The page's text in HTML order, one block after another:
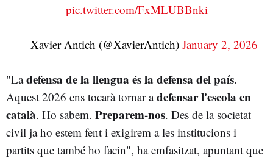
pic.twitter.com/FxMLUBBnki
— Xavier Antich (@XavierAntich) January 2, 2026
"Ladefensa de la llengua és la defensa del país.
Aquest 2026 ens tocarà tornar adefensar l'escola en
català. Ho sabem. Preparem-nos. Des de la societat
civil ja ho estem fent i exigirem a les institucions i
partits que també ho facin", ha emfasitzat, apuntant que